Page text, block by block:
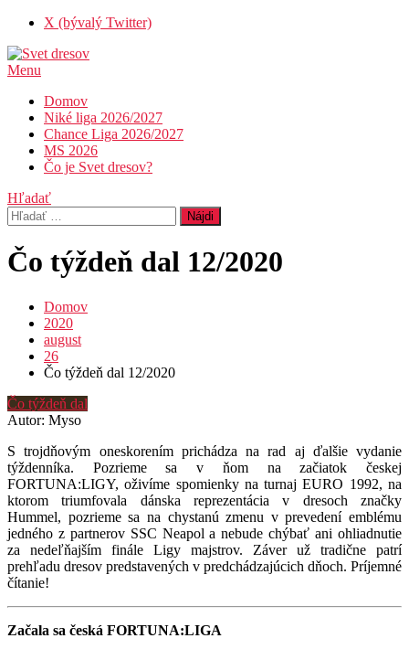
Skip
Content
X (bývalý Twitter)
Menu
Domov
Niké liga 2026/2027
Chance Liga 2026/2027
MS 2026
Čo je Svet dresov?
Hľadať
Hľadať:
Čo týždeň dal 12/2020
Domov
2020
august
26
Čo týždeň dal 12/2020
Čo týždeň dal
Autor: Myso
S trojdňovým oneskorením prichádza na rad aj ďalšie vydanie
týždenníka. Pozrieme sa v ňom na začiatok českej
FORTUNA:LIGY, oživíme spomienky na turnaj EURO 1992, na
ktorom triumfovala dánska reprezentácia v dresoch značky
Hummel, pozrieme sa na chystanú zmenu v prevedení emblému
jedného z partnerov SSC Neapol a nebude chýbať ani ohliadnutie
za nedeľňajším finále Ligy majstrov. Záver už tradične patrí
prehľadu dresov predstavených v predchádzajúcich dňoch. Príjemné
čítanie!
Začala sa česká FORTUNA:LIGA